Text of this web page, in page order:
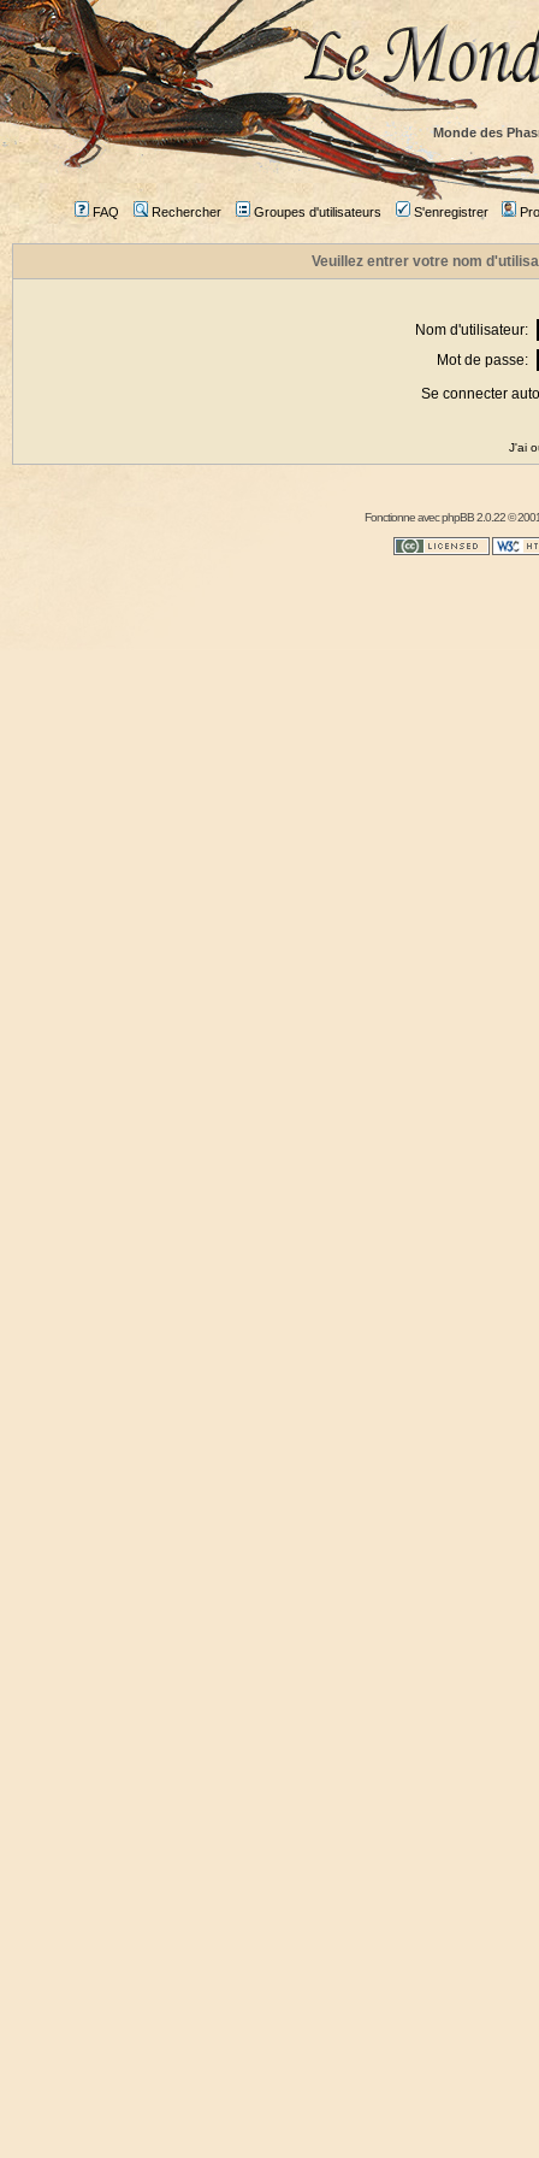
Monde des
FAQ Rechercher Groupes d'utilisateurs S'enregistrer
Veuillez entrer votre nom
Nom d'utilisateur:
Mot de passe:
Se connecter
J'ai
Fonctionne avecphpBB2.0.22 ©